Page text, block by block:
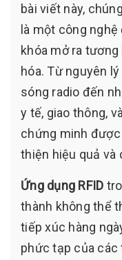
bài viết này,
là một công nghệ
khóa mở ra
hóa. Từ nguyên
sóng radio đến
y tế, giao thông,
chứng minh
thiện hiệu quả và
Ứng dụng RFID
thành không thể
tiếp xúc hàng
phức tạp của các